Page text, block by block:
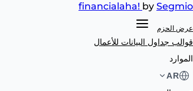
financialaha! by Segmio
عرض الحزم
قوالب جداول البيانات للأعمال
الموارد
AR